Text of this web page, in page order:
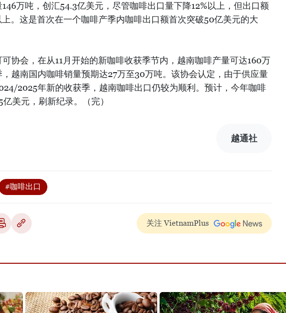
万吨，创汇54.3亿美元，尽管咖啡出口量下降12%以上，但出口额
。这是首次在一个咖啡产季内咖啡出口额首次突破50亿美元的大
协会，在从11月开始的新咖啡收获季节内，越南咖啡产量可达160万
越南国内咖啡销量预期达27万至30万吨。该协会认定，由于供应量
2025年新的收获季，越南咖啡出口仍较为顺利。预计，今年咖啡
美元，刷新纪录。（完）
越通社
#咖啡出口
关注 VietnamPlus